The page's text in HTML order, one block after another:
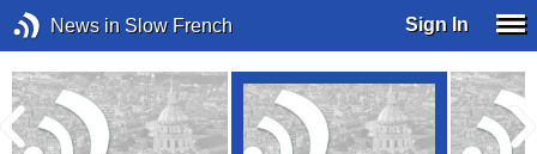
News in Slow French Sign In